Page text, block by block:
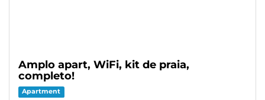
Amplo apart, WiFi, kit de praia,
completo!
Apartment